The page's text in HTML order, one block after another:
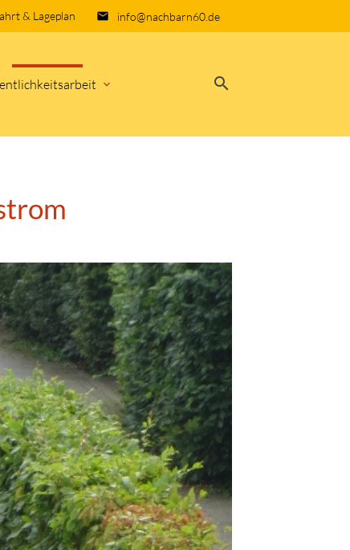
email
info@nachbarn60.de
& Lageplan
search